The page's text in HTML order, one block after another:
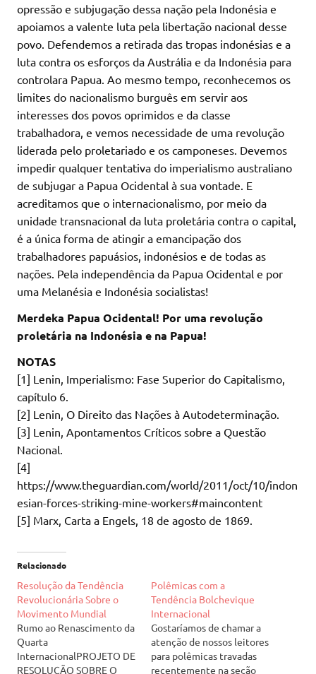
opressão e subjugação dessa nação pela Indonésia e
apoiamos a valente luta pela libertação nacional desse
povo. Defendemos a retirada das tropas indonésias e a
luta contra os esforços da Austrália e da Indonésia para
controlara Papua. Ao mesmo tempo, reconhecemos os
limites do nacionalismo burguês em servir aos
interesses dos povos oprimidos e da classe
trabalhadora, e vemos necessidade de uma revolução
liderada pelo proletariado e os camponeses. Devemos
impedir qualquer tentativa do imperialismo australiano
de subjugar a Papua Ocidental à sua vontade. E
acreditamos que o internacionalismo, por meio da
unidade transnacional da luta proletária contra o capital,
é a única forma de atingir a emancipação dos
trabalhadores papuásios, indonésios e de todas as
nações. Pela independência da Papua Ocidental e por
uma Melanésia e Indonésia socialistas!
Merdeka Papua Ocidental! Por uma revolução
proletária na Indonésia e na Papua!
NOTAS
[1] Lenin, Imperialismo: Fase Superior do Capitalismo,
capítulo 6.
[2] Lenin, O Direito das Nações à Autodeterminação.
[3] Lenin, Apontamentos Críticos sobre a Questão
Nacional.
[4]
https://www.theguardian.com/world/2011/oct/10/indon
esian-forces-striking-mine-workers#maincontent
[5] Marx, Carta a Engels, 18 de agosto de 1869.
Relacionado
Resolução da Tendência
Revolucionária Sobre o
Movimento Mundial
Rumo ao Renascimento da
Quarta
InternacionalPROJETO DE
RESOLUÇÃO SOBRE O
Polêmicas com a
Tendência Bolchevique
Internacional
Gostaríamos de chamar a
atenção de nossos leitores
para polêmicas travadas
recentemente na seção